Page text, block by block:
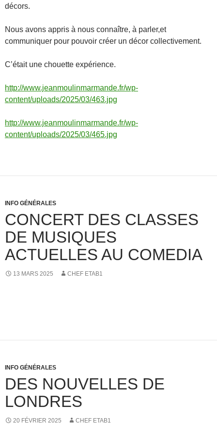
décors.
Nous avons appris à nous connaître, à parler,et
communiquer pour pouvoir créer un décor collectivement.
C’était une chouette expérience.
http://www.jeanmoulinmarmande.fr/wp-
content/uploads/2025/03/463.jpg
http://www.jeanmoulinmarmande.fr/wp-
content/uploads/2025/03/465.jpg
INFO GÉNÉRALES
CONCERT DES CLASSES
DE MUSIQUES
ACTUELLES AU COMEDIA
13 MARS 2025 CHEF ETAB1
INFO GÉNÉRALES
DES NOUVELLES DE
LONDRES
20 FÉVRIER 2025 CHEF ETAB1